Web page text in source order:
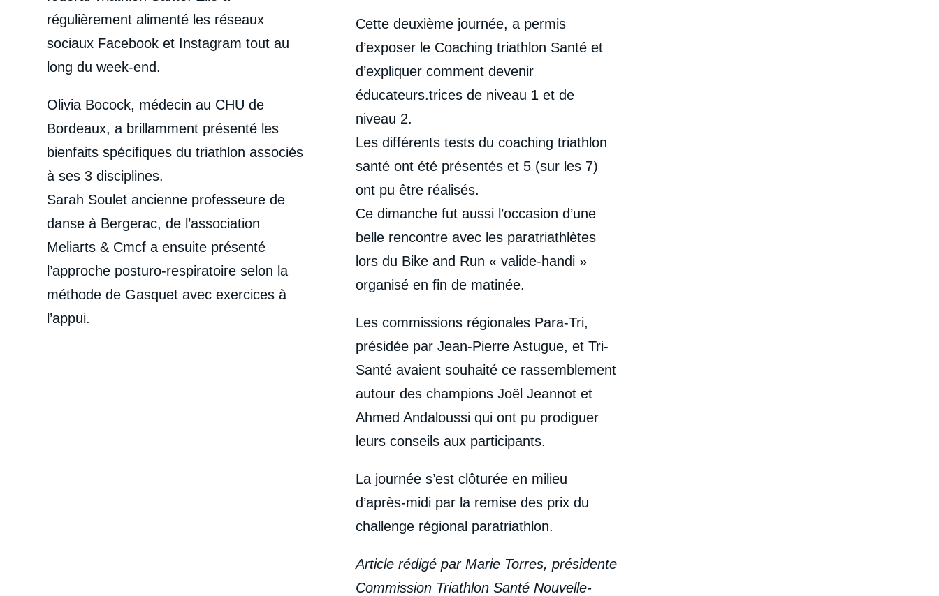
régulièrement alimenté les réseaux
sociaux Facebook et Instagram tout au
long du week-end.
Olivia Bocock, médecin au CHU de
Bordeaux, a brillamment présenté les
bienfaits spécifiques du triathlon associés
à ses 3 disciplines.
Sarah Soulet ancienne professeure de
danse à Bergerac, de l’association
Meliarts & Cmcf a ensuite présenté
l’approche posturo-respiratoire selon la
méthode de Gasquet avec exercices à
l’appui.
Cette deuxième journée, a permis
d’exposer le Coaching triathlon Santé et
d’expliquer comment devenir
éducateurs.trices de niveau 1 et de
niveau 2.
Les différents tests du coaching triathlon
santé ont été présentés et 5 (sur les 7)
ont pu être réalisés.
Ce dimanche fut aussi l’occasion d’une
belle rencontre avec les paratriathlètes
lors du Bike and Run « valide-handi »
organisé en fin de matinée.
Les commissions régionales Para-Tri,
présidée par Jean-Pierre Astugue, et Tri-
Santé avaient souhaité ce rassemblement
autour des champions Joël Jeannot et
Ahmed Andaloussi qui ont pu prodiguer
leurs conseils aux participants.
La journée s’est clôturée en milieu
d’après-midi par la remise des prix du
challenge régional paratriathlon.
Article rédigé par Marie Torres, présidente
Commission Triathlon Santé Nouvelle-